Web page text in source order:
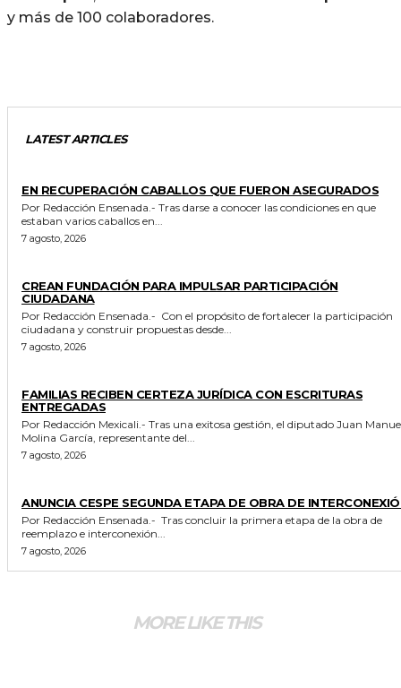
y más de 100 colaboradores.
LATEST ARTICLES
EN RECUPERACIÓN CABALLOS QUE FUERON ASEGURADOS
Por Redacción Ensenada.- Tras darse a conocer las condiciones en que
estaban varios caballos en...
7 agosto, 2026
CREAN FUNDACIÓN PARA IMPULSAR PARTICIPACIÓN
CIUDADANA
Por Redacción Ensenada.- Con el propósito de fortalecer la participación
ciudadana y construir propuestas desde...
7 agosto, 2026
FAMILIAS RECIBEN CERTEZA JURÍDICA CON ESCRITURAS
ENTREGADAS
Por Redacción Mexicali.- Tras una exitosa gestión, el diputado Juan Manuel
Molina García, representante del...
7 agosto, 2026
ANUNCIA CESPE SEGUNDA ETAPA DE OBRA DE
Por Redacción Ensenada.- Tras concluir la primera etapa de la obra de
reemplazo e interconexión...
7 agosto, 2026
MORE LIKE THIS